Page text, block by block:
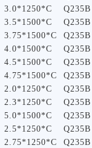
3.0*1250*C
Q235B
3.5*1500*C
Q235B
3.75*1500*C
Q235B
4.0*1500*C
Q235B
4.5*1500*C
Q235B
4.75*1500*C
Q235B
2.0*1250*C
Q235B
2.3*1250*C
Q235B
5.0*1500*C
Q235B
2.5*1250*C
Q235B
2.75*1250*C
Q235B